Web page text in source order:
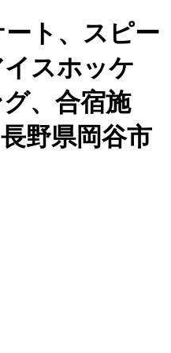
ト、スピー
イスホッケ
、合宿施
野県岡谷市